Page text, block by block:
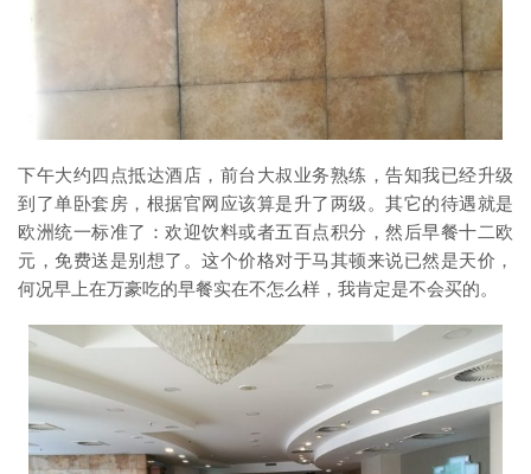
下午大约四点抵达酒店，前台大叔业务熟练，告知我已经升级
到了单卧套房，根据官网应该算是升了两级。其它的待遇就是
欧洲统一标准了：欢迎饮料或者五百点积分，然后早餐十二欧
元，免费送是别想了。这个价格对于马其顿来说已然是天价，
何况早上在万豪吃的早餐实在不怎么样，我肯定是不会买的。